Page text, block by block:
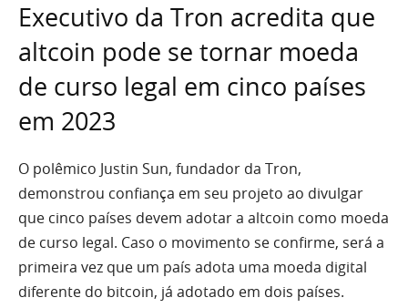
Executivo da Tron acredita que
altcoin pode se tornar moeda
de curso legal em cinco países
em 2023
O polêmico Justin Sun, fundador da Tron,
demonstrou confiança em seu projeto ao divulgar
que cinco países devem adotar a altcoin como moeda
de curso legal. Caso o movimento se confirme, será a
primeira vez que um país adota uma moeda digital
diferente do bitcoin, já adotado em dois países.